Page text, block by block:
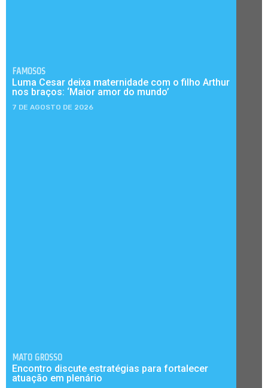
FAMOSOS
Luma Cesar deixa maternidade com o filho Arthur
nos braços: ‘Maior amor do mundo’
7 DE AGOSTO DE 2026
MATO GROSSO
Encontro discute estratégias para fortalecer
atuação em plenário